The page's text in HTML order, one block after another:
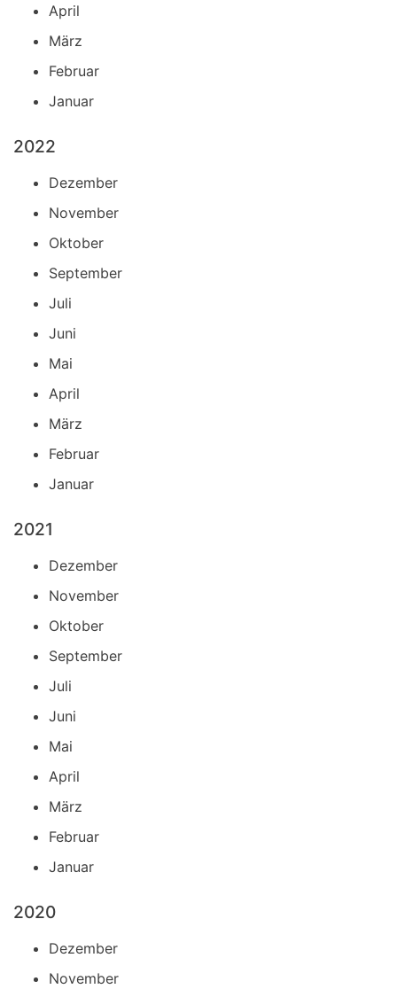
April
März
Februar
Januar
2022
Dezember
November
Oktober
September
Juli
Juni
Mai
April
März
Februar
Januar
2021
Dezember
November
Oktober
September
Juli
Juni
Mai
April
März
Februar
Januar
2020
Dezember
November